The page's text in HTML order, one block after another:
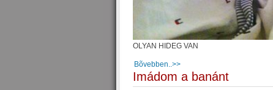
OLYAN HIDEG VAN
Bõvebben..>>
Imádom a banánt